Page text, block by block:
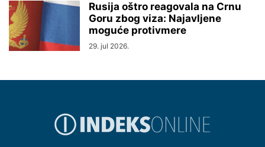
Rusija oštro reagovala na Crnu
Goru zbog viza: Najavljene
moguće protivmere
29. jul 2026.